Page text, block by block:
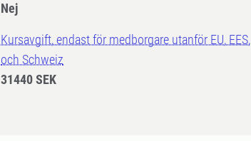
Nej
Kursavgift, endast för medborgare utanför EU, EES,
och Schweiz
31440 SEK